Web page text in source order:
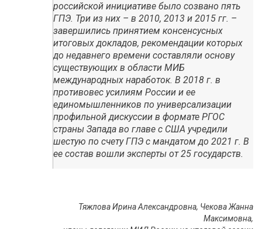
российской инициативе было созвано пять
ГПЭ. Три из них – в 2010, 2013 и 2015 гг. –
завершились принятием консенсусных
итоговых докладов, рекомендации которых
до недавнего времени составляли основу
существующих в области МИБ
международных наработок. В 2018 г. в
противовес усилиям России и ее
единомышленников по универсализации
профильной дискуссии в формате РГОС
страны Запада во главе с США учредили
шестую по счету ГПЭ с мандатом до 2021 г. В
ее состав вошли эксперты от 25 государств.
Тяжлова Ирина Александровна, Чекова Жанна
Максимовна,